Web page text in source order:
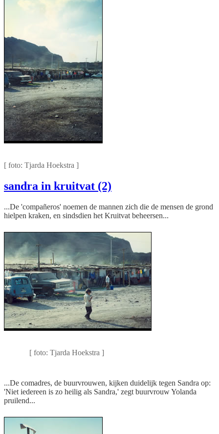
[ foto: Tjarda Hoekstra ]
sandra in kruitvat (2)
...De 'compañeros' noemen de mannen zich die de mensen de grond
hielpen kraken, en sindsdien het Kruitvat beheersen...
[ foto: Tjarda Hoekstra ]
...De comadres, de buurvrouwen, kijken duidelijk tegen Sandra op:
'Niet iedereen is zo heilig als Sandra,' zegt buurvrouw Yolanda
pruilend...